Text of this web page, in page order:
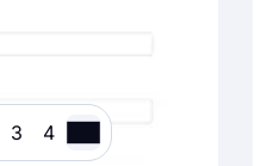
3 4